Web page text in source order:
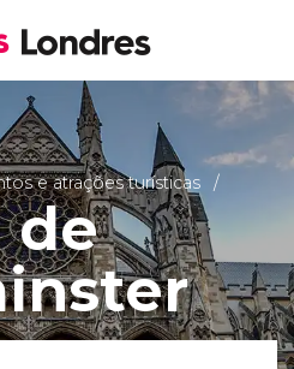
e atrações turísticas
de